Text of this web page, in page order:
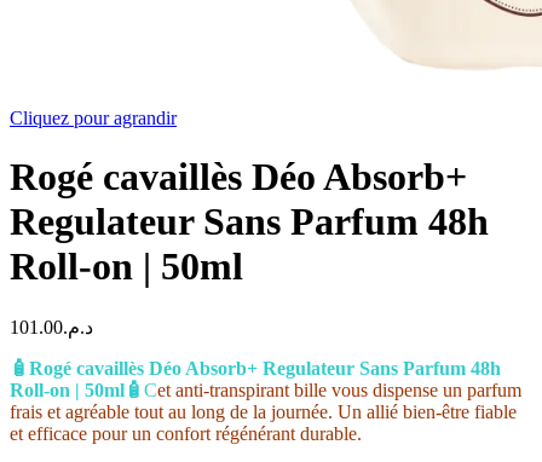
Cliquez pour agrandir
Rogé cavaillès Déo Absorb+
Regulateur Sans Parfum 48h
Roll-on | 50ml
د.م.101.00
🧴 Rogé cavaillès Déo Absorb+ Regulateur Sans Parfum 48h
Roll-on | 50ml 🧴 Cet anti-transpirant bille vous dispense un parfum
frais et agréable tout au long de la journée. Un allié bien-être fiable
et efficace pour un confort régénérant durable.